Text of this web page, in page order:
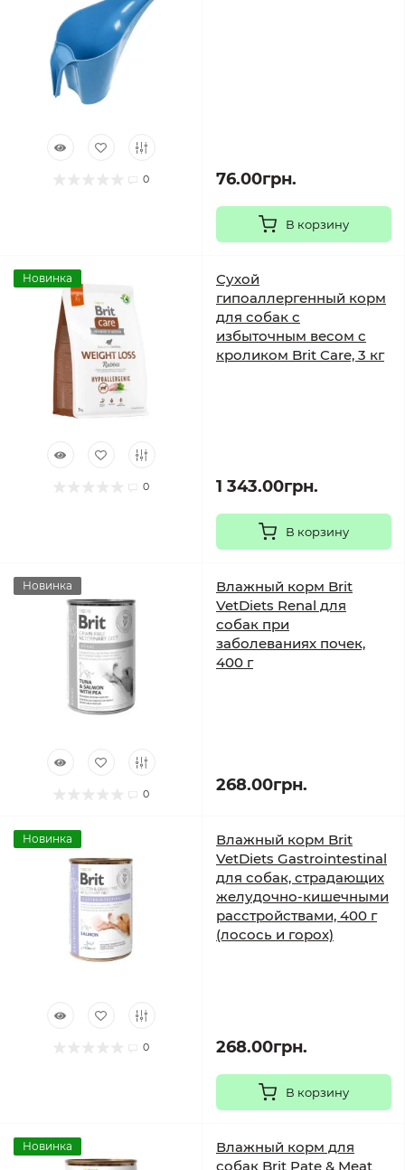
0 76.00грн.
В корзину
Новинка
0
Сухой
гипоаллергенный корм
для собак с
избыточным весом с
кроликом Brit Care, 3 кг
1 343.00грн.
В корзину
Новинка
0
Влажный корм Brit
VetDiets Renal для
собак при
заболеваниях почек,
400 г
268.00грн.
Новинка
0
Влажный корм Brit
VetDiets Gastrointestinal
для собак, страдающих
желудочно-кишечными
расстройствами, 400 г
(лосось и горох)
268.00грн.
В корзину
Новинка
Влажный корм для
собак Brit Pate & Meat